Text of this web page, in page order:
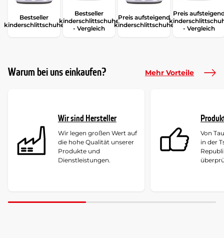
Bestseller
kinderschlittschuhe
Bestseller
kinderschlittschuhe
- Vergleich
Preis aufsteigend
kinderschlittschuhe
Preis
- Vergleich
Warum bei uns einkaufen? Mehr Vorteile
Wir sind Hersteller
Wir legen großen Wert auf
die hohe Qualität unserer
Produkte und
Dienstleistungen.
Von
in der